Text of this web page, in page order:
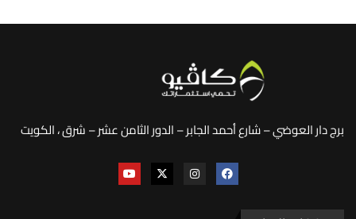
برج دار العوضي – شارع أحمد الجابر – الدور الثامن عشر – شرق ، الكويت